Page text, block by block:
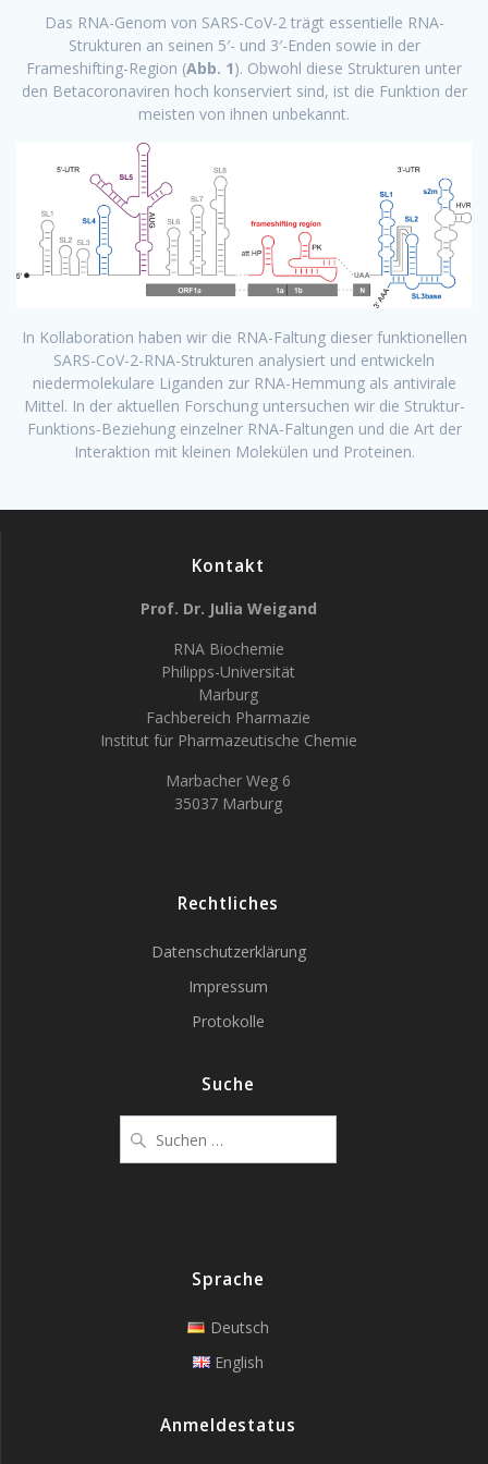
Das RNA-Genom von SARS-CoV-2 trägt essentielle RNA-
Strukturen an seinen 5′- und 3′-Enden sowie in der
Frameshifting-Region (Abb. 1). Obwohl diese Strukturen unter
den Betacoronaviren hoch konserviert sind, ist die Funktion der
meisten von ihnen unbekannt.
In Kollaboration haben wir die RNA-Faltung dieser funktionellen
SARS-CoV-2-RNA-Strukturen analysiert und entwickeln
niedermolekulare Liganden zur RNA-Hemmung als antivirale
Mittel. In der aktuellen Forschung untersuchen wir die Struktur-
Funktions-Beziehung einzelner RNA-Faltungen und die Art der
Interaktion mit kleinen Molekülen und Proteinen.
Kontakt
Prof. Dr. Julia Weigand
RNA Biochemie
Philipps-Universität
Marburg
Fachbereich Pharmazie
Institut für Pharmazeutische Chemie
Marbacher Weg 6
35037 Marburg
Rechtliches
Datenschutzerklärung
Impressum
Protokolle
Suche
nach:
Sprache
Deutsch
English
Anmeldestatus